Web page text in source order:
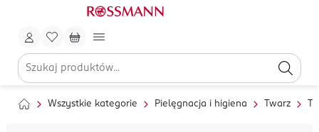
Wszystkie kategorie Pielęgnacja i higiena Twarz